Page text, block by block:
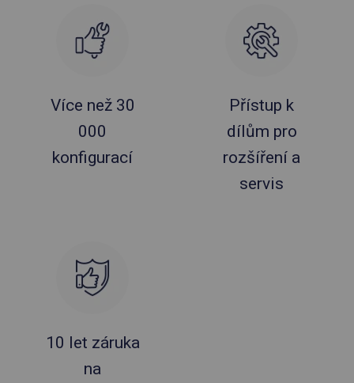
Více než 30
000
konfigurací
Přístup k
dílům pro
rozšíření a
servis
10 let záruka
na